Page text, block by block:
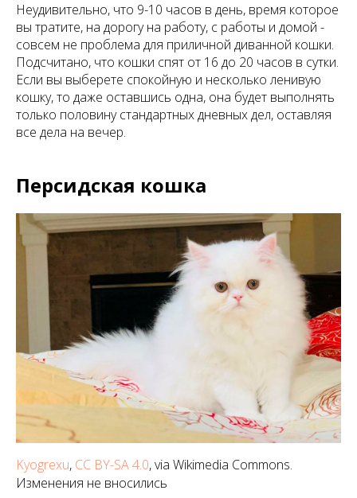
Неудивительно, что 9-10 часов в день, время которое
вы тратите, на дорогу на работу, с работы и домой -
совсем не проблема для приличной диванной кошки.
Подсчитано, что кошки спят от 16 до 20 часов в сутки.
Если вы выберете спокойную и несколько ленивую
кошку, то даже оставшись одна, она будет выполнять
только половину стандартных дневных дел, оставляя
все дела на вечер.
Персидская кошка
Kyogrexu, CC BY-SA 4.0, via Wikimedia Commons.
Изменения не вносились